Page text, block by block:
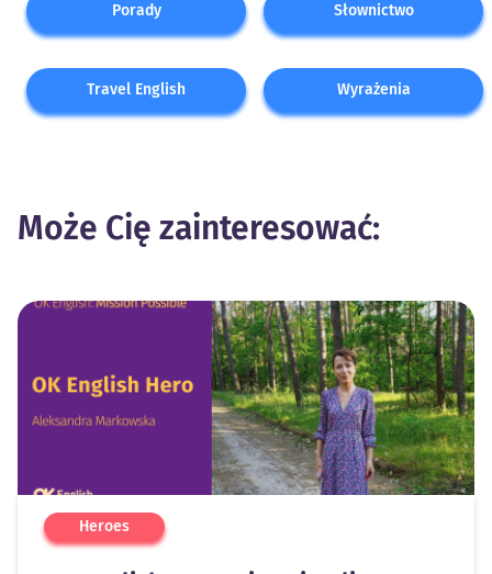
Porady Słownictwo
Travel English Wyrażenia
Może Cię zainteresować:
Heroes